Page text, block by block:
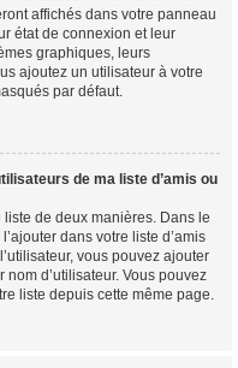
affichés dans votre panneau
état de connexion et leur
graphiques, leurs
ajoutez un utilisateur à votre
par défaut.
de ma liste d’amis ou
de deux manières. Dans le
dans votre liste d’amis
vous pouvez ajouter
d’utilisateur. Vous pouvez
liste depuis cette même page.